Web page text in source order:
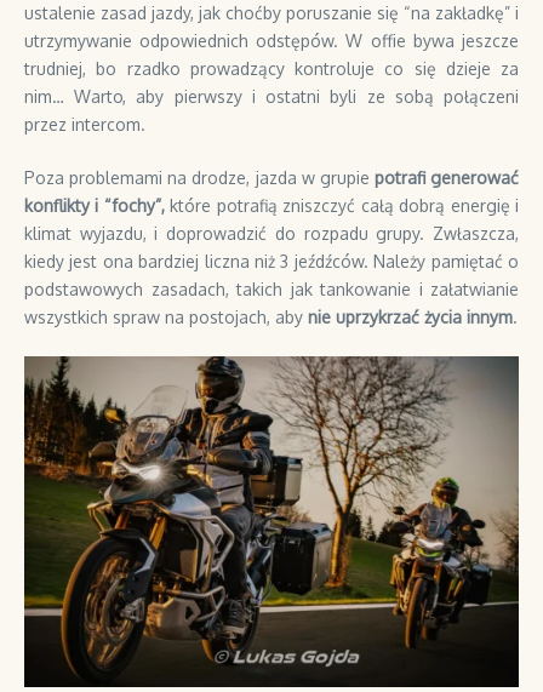
ustalenie zasad jazdy, jak choćby poruszanie się “na zakładkę” i
utrzymywanie odpowiednich odstępów. W offie bywa jeszcze
trudniej, bo rzadko prowadzący kontroluje co się dzieje za
nim… Warto, aby pierwszy i ostatni byli ze sobą połączeni
przez intercom.
Poza problemami na drodze, jazda w grupie potrafi generować
konflikty i “fochy”,które potrafią zniszczyć całą dobrą energię i
klimat wyjazdu, i doprowadzić do rozpadu grupy. Zwłaszcza,
kiedy jest ona bardziej liczna niż 3 jeźdźców. Należy pamiętać o
podstawowych zasadach, takich jak tankowanie i załatwianie
wszystkich spraw na postojach, aby nie uprzykrzać życia innym.